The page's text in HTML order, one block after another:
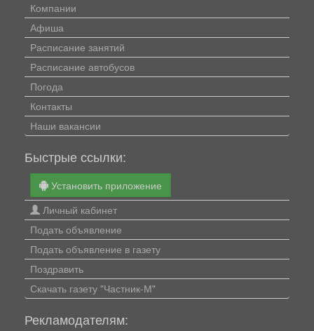
Компании
Афиша
Расписание занятий
Расписание автобусов
Погода
Контакты
Наши вакансии
Быстрые ссылки:
Установить приложение
Личный кабинет
Подать объявление
Подать объявление в газету
Поздравить
Скачать газету "Частник-М"
Рекламодателям: